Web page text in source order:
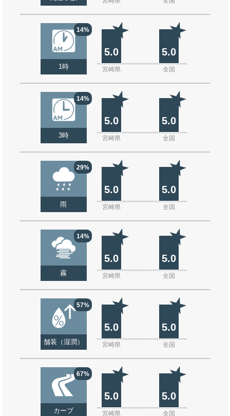
14%
1時
5.0 5.0
宮崎県 全国
14%
3時
5.0 5.0
宮崎県 全国
29%
雨
5.0 5.0
宮崎県 全国
14%
霧
5.0 5.0
宮崎県 全国
57%
舗装（湿潤）
5.0 5.0
宮崎県 全国
67%
カーブ
5.0 5.0
宮崎県 全国